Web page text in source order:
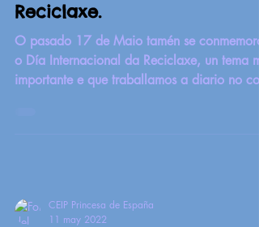
Reciclaxe.
O pasado 17 de Maio tamén se
o Día Internacional da Reciclaxe, un tema
importante e que traballamos a diario no
CEIP Princesa de España
11 may 2022